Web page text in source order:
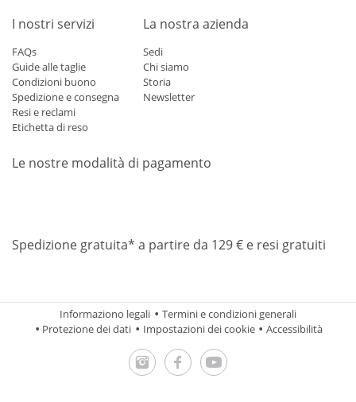
I nostri servizi
FAQs
Guide alle taglie
Condizioni buono
Spedizione e consegna
Resi e reclami
Etichetta di reso
La nostra azienda
Sedi
Chi siamo
Storia
Newsletter
Le nostre modalità di pagamento
Spedizione gratuita* a partire da 129 € e resi gratuiti
Informaziono legali
Termini e condizioni generali
Protezione dei dati
Impostazioni dei cookie Accessibilità